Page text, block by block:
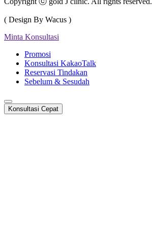
( Design By Wacus )
Minta Konsultasi
Promosi
Konsultasi KakaoTalk
Reservasi Tindakan
Sebelum & Sesudah
Konsultasi Cepat